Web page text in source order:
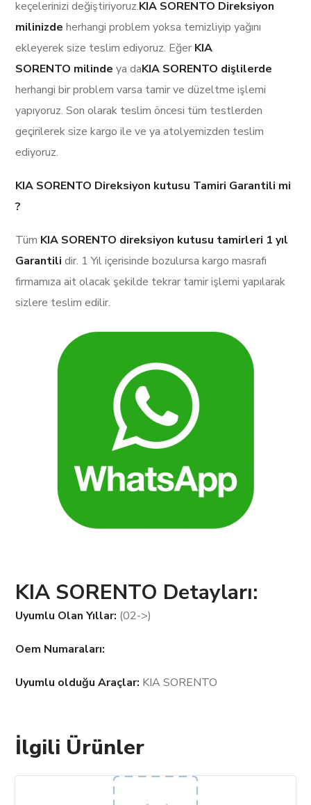
keçelerinizi değiştiriyoruz.KIA SORENTO Direksiyon
milinizde herhangi problem yoksa temizliyip yağını
ekleyerek size teslim ediyoruz. Eğer KIA
SORENTO milinde ya daKIA SORENTO dişlilerde
herhangi bir problem varsa tamir ve düzeltme işlemi
yapıyoruz. Son olarak teslim öncesi tüm testlerden
geçirilerek size kargo ile ve ya atolyemizden teslim
ediyoruz.
KIA SORENTO Direksiyon kutusu Tamiri Garantili mi
?
Tüm KIA SORENTO direksiyon kutusu tamirleri 1 yıl
Garantilidir. 1 Yıl içerisinde bozulursa kargo masrafı
firmamıza ait olacak şekilde tekrar tamir işlemi yapılarak
sizlere teslim edilir.
KIA SORENTO Detayları:
Uyumlu Olan Yıllar: (02->)
Oem Numaraları:
Uyumlu olduğu Araçlar: KIA SORENTO
İlgili Ürünler